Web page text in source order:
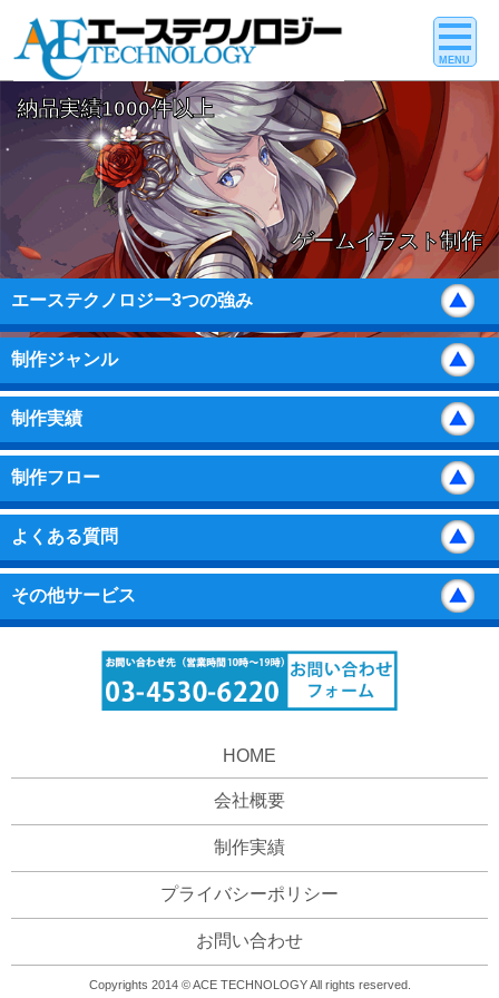
MENU
納品実績1000件以上
ゲームイラスト制作
エーステクノロジー3つの強み
制作ジャンル
制作実績
制作フロー
よくある質問
その他サービス
HOME
会社概要
制作実績
プライバシーポリシー
お問い合わせ
Copyrights 2014 © ACE TECHNOLOGY All rights reserved.